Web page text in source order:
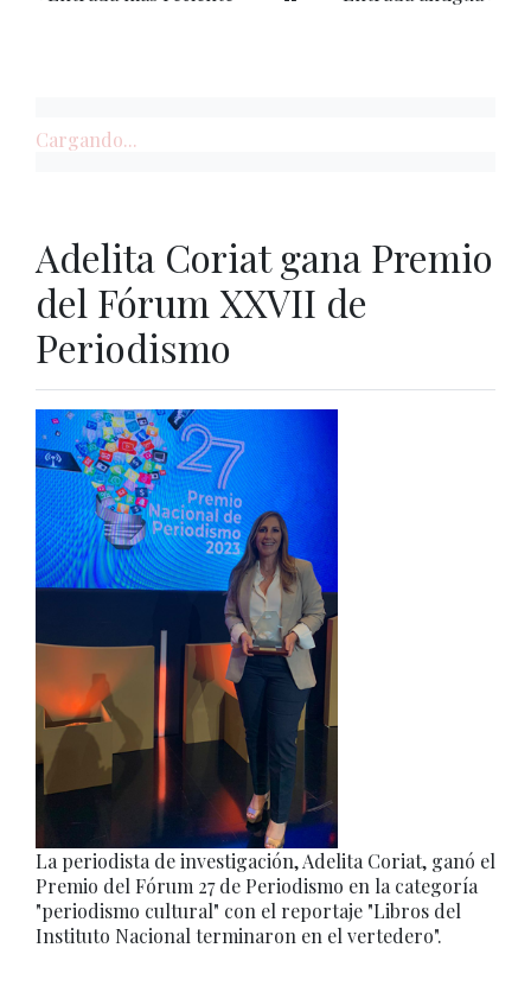
Cargando...
Adelita Coriat gana Premio
del Fórum XXVII de
Periodismo
La periodista de investigación, Adelita Coriat, ganó el
Premio del Fórum 27 de Periodismo en la categoría
"periodismo cultural" con el reportaje "Libros del
Instituto Nacional terminaron en el vertedero".